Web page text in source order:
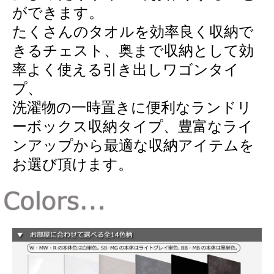
ができます。
たくさんのタオルを効率良く収納で
きるチェスト、奥まで収納として効
率よく使える引き出しワゴンタイ
プ、
洗濯物の一時置きに便利なランドリ
ーボックス収納タイプ、豊富なライ
ンアップから最適な収納アイテムを
お選び頂けます。